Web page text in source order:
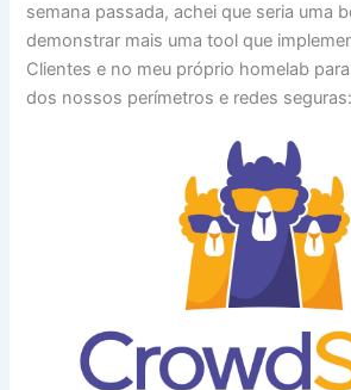
semana passada, achei que seria uma
demonstrar mais uma tool que
Clientes e no meu próprio homelab
dos nossos perímetros e redes